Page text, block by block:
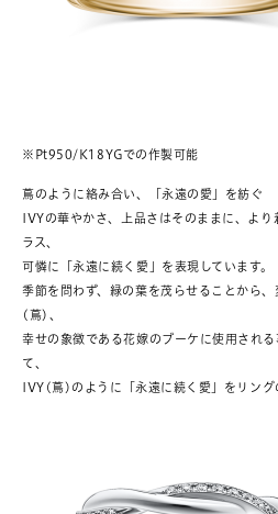
※Pt950/K18YGでの作製可能
蔦のように絡み合い、「永遠の愛」を紡ぐ
IVYの華やかさ、上品さはそのままに、よ
ラス、
可憐に「永遠に続く愛」を表現しています。
季節を問わず、緑の葉を茂らせることから
(蔦)、
幸せの象徴である花嫁のブーケに使用され
て、
IVY(蔦)のように「永遠に続く愛」をリング